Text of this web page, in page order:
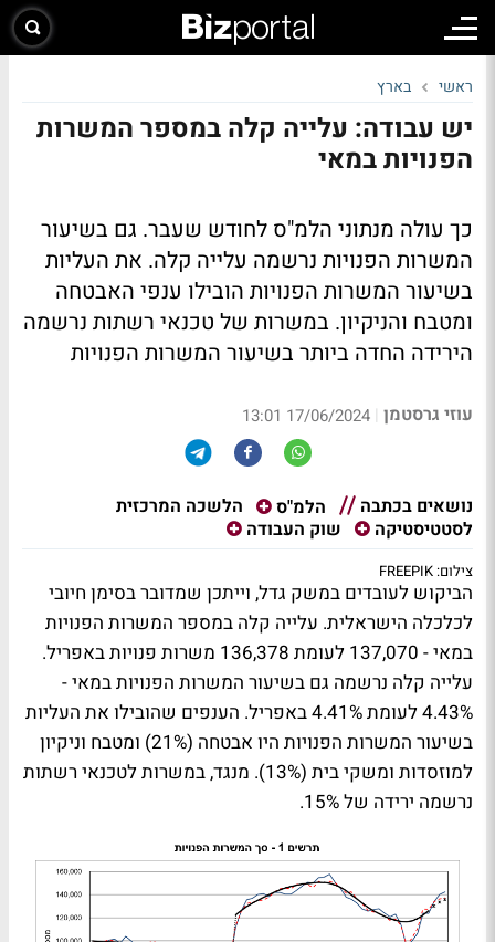
ראשי בארץ
יש עבודה: עלייה קלה במספר המשרות
הפנויות במאי
כך עולה מנתוני הלמ"ס לחודש שעבר. גם בשיעור
המשרות הפנויות נרשמה עלייה קלה. את העליות
בשיעור המשרות הפנויות הובילו ענפי האבטחה
ומטבח והניקיון. במשרות של טכנאי רשתות נרשמה
הירידה החדה ביותר בשיעור המשרות הפנויות
עוזי גרסטמן |
17/06/2024 13:01
נושאים בכתבה הלמ"ס
הלשכה המרכזית
לסטטיסטיקה
שוק העבודה
צילום: FREEPIK
הביקוש לעובדים במשק גדל, וייתכן שמדובר בסימן חיובי
לכלכלה הישראלית. עלייה קלה במספר המשרות הפנויות
במאי - 137,070 לעומת 136,378 משרות פנויות באפריל.
עלייה קלה נרשמה גם בשיעור המשרות הפנויות במאי -
4.43% לעומת 4.41% באפריל. הענפים שהובילו את העליות
בשיעור המשרות הפנויות היו אבטחה (21%) ומטבח וניקיון
למוזסדות ומשקי בית (13%). מנגד, במשרות לטכנאי רשתות
נרשמה ירידה של 15%.